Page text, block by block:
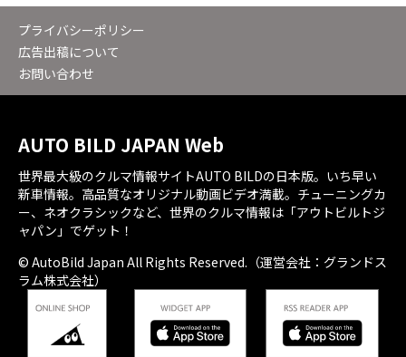
プライバシーポリシー
広告出稿について
お問い合わせ
AUTO BILD JAPAN Web
世界最大級のクルマ情報サイトAUTO BILDの日本版。いち早い
新車情報。高品質なオリジナル動画ビデオ満載。チューニングカ
ー、ネオクラシックなど、世界のクルマ情報は「アウトビルトジ
ャパン」でゲット！
© AutoBild Japan All Rights Reserved.（運営会社：グランドス
ラム株式会社）